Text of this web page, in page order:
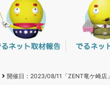
開催日：2023/08/11「ZENT竜ケ崎店」